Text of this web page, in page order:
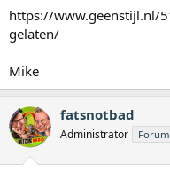
https://www.geenstijl.nl/
gelaten/
Mike
fatsnotbad
Administrator